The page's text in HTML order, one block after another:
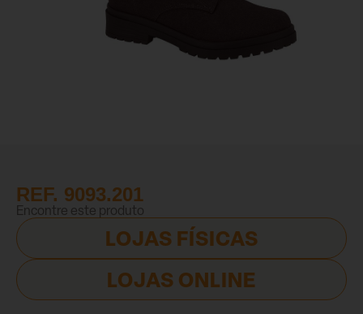
REF. 9093.201
Encontre este produto
LOJAS FÍSICAS
LOJAS ONLINE